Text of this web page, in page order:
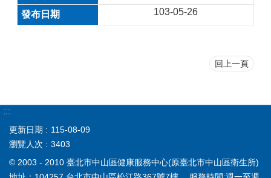
103-05-26
回上一頁
:::
更新日期
115-08-09
瀏覽人次
3403
© 2003 - 2010 臺北市中山區健康服務中心(原臺北市中山區衛生所)